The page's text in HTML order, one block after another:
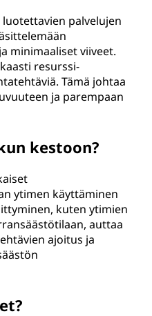
palvelujen
minimaaliset viiveet.
resurssi-
Tämä johtaa
ja parempaan
kestoon?
ytimen käyttäminen
kuten ytimien
auttaa
ajoitus ja